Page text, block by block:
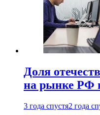
Доля
на рынке РФ
3 года спустя2 года